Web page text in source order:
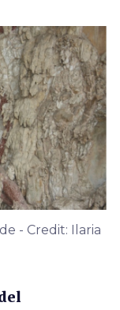
- Credit: Ilaria